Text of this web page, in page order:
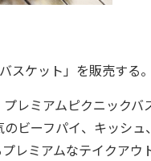
ケット」を販売する。
レミアムピクニックバ
ビーフパイ、キッシュ
レミアムなテイクアウ